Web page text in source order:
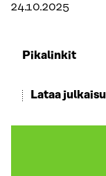
24.10.2025
Pikalinkit
Lataa julkaisu